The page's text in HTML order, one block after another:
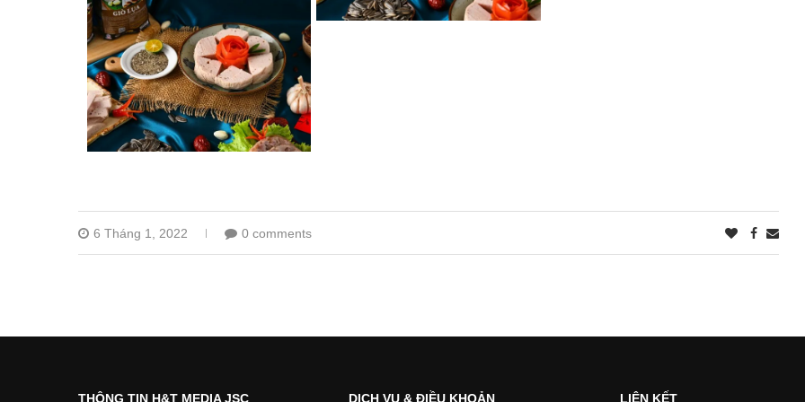
6 Tháng 1, 2022 0 comments
THÔNG TIN H&T MEDIA JSC DỊCH VỤ & ĐIỀU KHOẢN LIÊN KẾT